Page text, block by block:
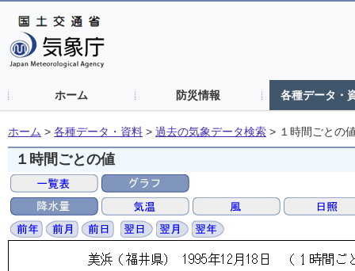
ホーム 防災情報 各種データ・
ホーム > 各種データ・資料 > 過去の気象データ検索 > １時間ごとの
１時間ごとの値